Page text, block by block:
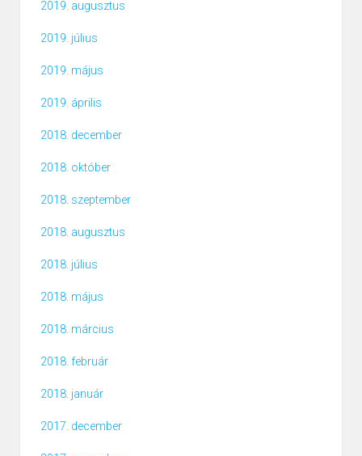
2019. augusztus
2019. július
2019. május
2019. április
2018. december
2018. október
2018. szeptember
2018. augusztus
2018. július
2018. május
2018. március
2018. február
2018. január
2017. december